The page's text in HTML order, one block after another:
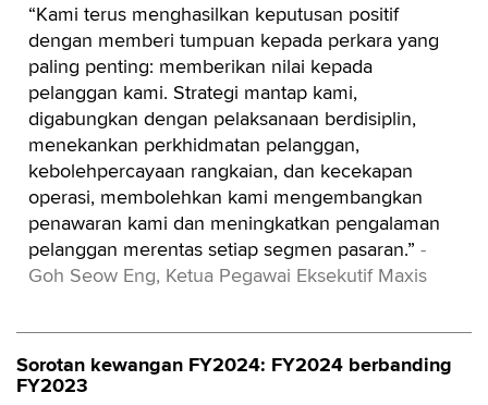
“Kami terus menghasilkan keputusan positif
dengan memberi tumpuan kepada perkara yang
paling penting: memberikan nilai kepada
pelanggan kami. Strategi mantap kami,
digabungkan dengan pelaksanaan berdisiplin,
menekankan perkhidmatan pelanggan,
kebolehpercayaan rangkaian, dan kecekapan
operasi, membolehkan kami mengembangkan
penawaran kami dan meningkatkan pengalaman
pelanggan merentas setiap segmen pasaran.” -
Goh Seow Eng, Ketua Pegawai Eksekutif Maxis
Sorotan kewangan FY2024: FY2024 berbanding
FY2023